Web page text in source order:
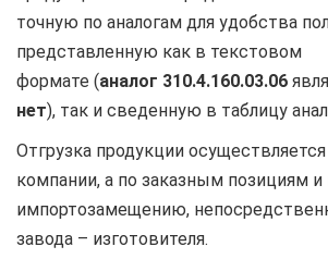
точную по аналогам для удобства
представленную как в текстовом
формате (аналог 310.4.160.03.06
нет), так и сведенную в таблицу
Отгрузка продукции
компании, а по заказным позициям
импортозамещению,
завода – изготовителя.